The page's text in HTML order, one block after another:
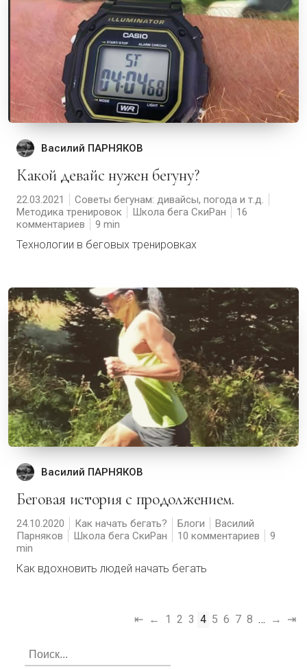
Василий ПАРНЯКОВ
Какой девайс нужен бегуну?
22.03.2021
Советы бегунам: дивайсы, погода и т.д.
Методика тренировок
Школа бега СкиРан
16
комментариев
9
Технологии в беговых тренировках
Василий ПАРНЯКОВ
Беговая история с продолжением.
24.10.2020 Как начать бегать? Блоги
Василий
Парняков
Школа бега СкиРан 10 комментариев 9
Как вдохновить людей начать бегать
⇤ ← 1 2 3 4 5 6 7 8 … → ⇥